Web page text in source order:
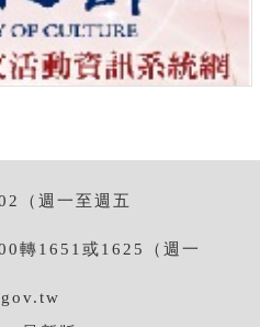
（週一至週五
轉1651或1625（週一